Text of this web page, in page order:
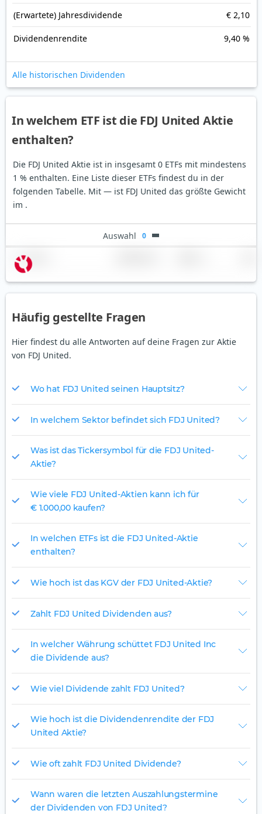
(Erwartete) Jahresdividende € 2,10
Dividendenrendite 9,40 %
Alle historischen Dividenden
In welchem ETF ist die FDJ United Aktie
enthalten?
Die FDJ United Aktie ist in insgesamt 0 ETFs mit mindestens
1 % enthalten. Eine Liste dieser ETFs findest du in der
folgenden Tabelle. Mit — ist FDJ United das größte Gewicht
im .
Auswahl 0
Name
Häufig gestellte Fragen
Hier findest du alle Antworten auf deine Fragen zur Aktie
von FDJ United.
Wo hat FDJ United seinen Hauptsitz?
In welchem Sektor befindet sich FDJ United?
Was ist das Tickersymbol für die FDJ United-
Aktie?
Wie viele FDJ United-Aktien kann ich für
€ 1.000,00 kaufen?
In welchen ETFs ist die FDJ United-Aktie
enthalten?
Wie hoch ist das KGV der FDJ United-Aktie?
Zahlt FDJ United Dividenden aus?
In welcher Währung schüttet FDJ United Inc
die Dividende aus?
Wie viel Dividende zahlt FDJ United?
Wie hoch ist die Dividendenrendite der FDJ
United Aktie?
Wie oft zahlt FDJ United Dividende?
Wann waren die letzten Auszahlungstermine
der Dividenden von FDJ United?